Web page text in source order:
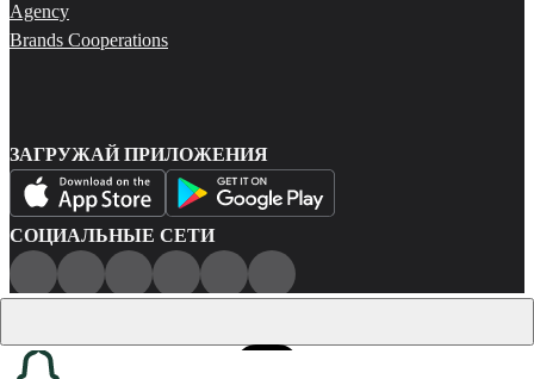
Agency
Brands Cooperations
ЗАГРУЖАЙ ПРИЛОЖЕНИЯ
СОЦИАЛЬНЫЕ СЕТИ
Политика конфиденциальности
Карта сайта